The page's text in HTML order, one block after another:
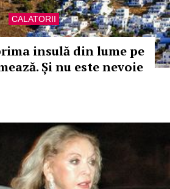
CALATORII
insulă din lume pe
Și nu este nevoie